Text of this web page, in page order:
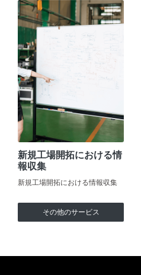
新規工場開拓における情
報収集
新規工場開拓における情報収集
その他のサービス